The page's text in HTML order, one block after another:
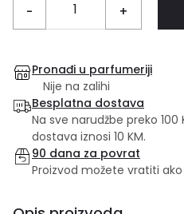
- +
Pronađi u parfumeriji
Nije na zalihi
Besplatna dostava
Na sve narudžbe preko 100
dostava iznosi 10 KM.
90 dana za povrat
Proizvod možete vratiti